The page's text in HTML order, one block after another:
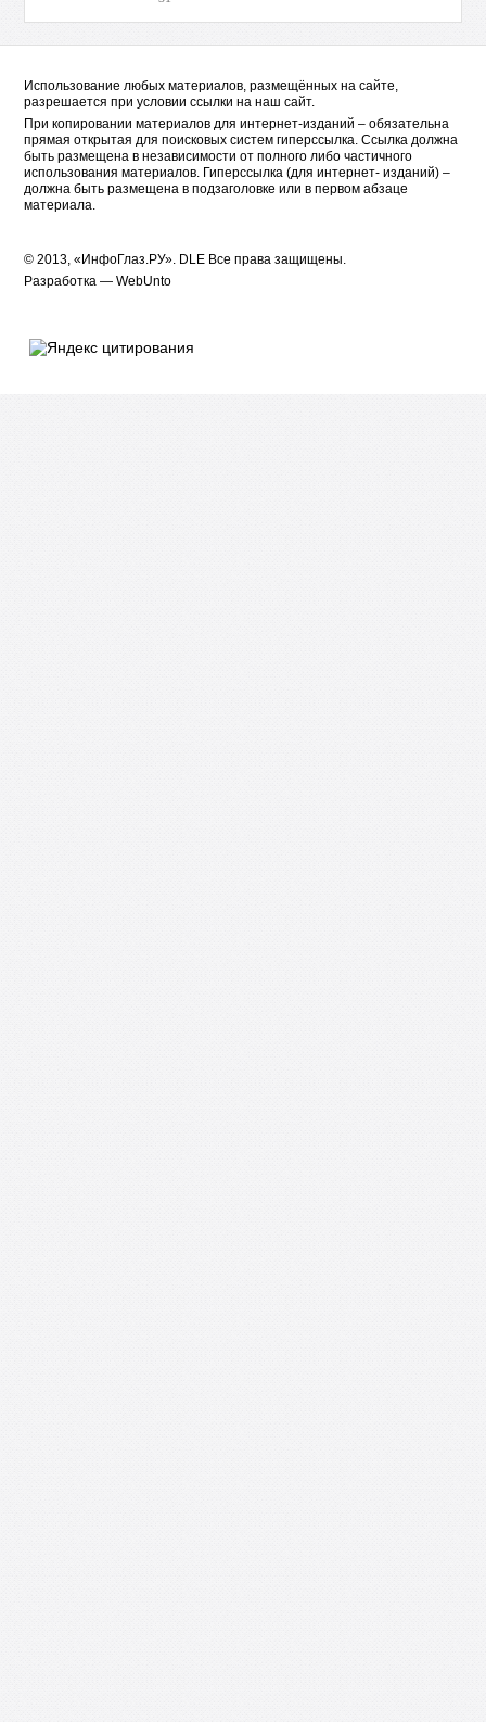
Использование любых материалов, размещённых на сайте,
разрешается при условии ссылки на наш сайт.
При копировании материалов для интернет-изданий – обязательна
прямая открытая для поисковых систем гиперссылка. Ссылка должна
быть размещена в независимости от полного либо частичного
использования материалов. Гиперссылка (для интернет- изданий) –
должна быть размещена в подзаголовке или в первом абзаце
материала.
© 2013, «ИнфоГлаз.РУ». DLE Все права защищены.
Разработка —WebUnto